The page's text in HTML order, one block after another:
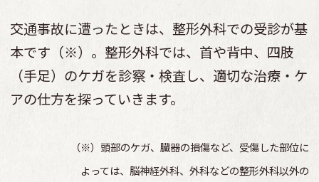
交通事故に遭ったときは、整形外科での受診が基
本です（※）。整形外科では、首や背中、四肢
（手足）のケガを診察・検査し、適切な治療・ケ
アの仕方を探っていきます。
（※）頭部のケガ、臓器の損傷など、受傷した部位に
よっては、脳神経外科、外科などの整形外科以外の